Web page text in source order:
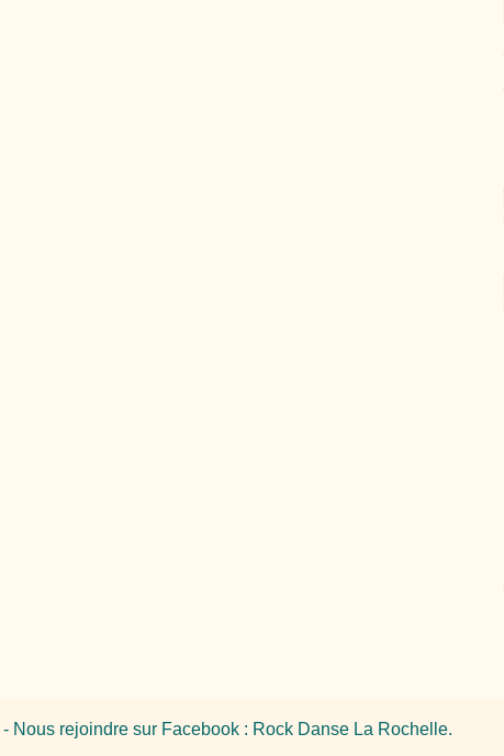
- Nous rejoindre sur Facebook : Rock Danse La Rochelle.